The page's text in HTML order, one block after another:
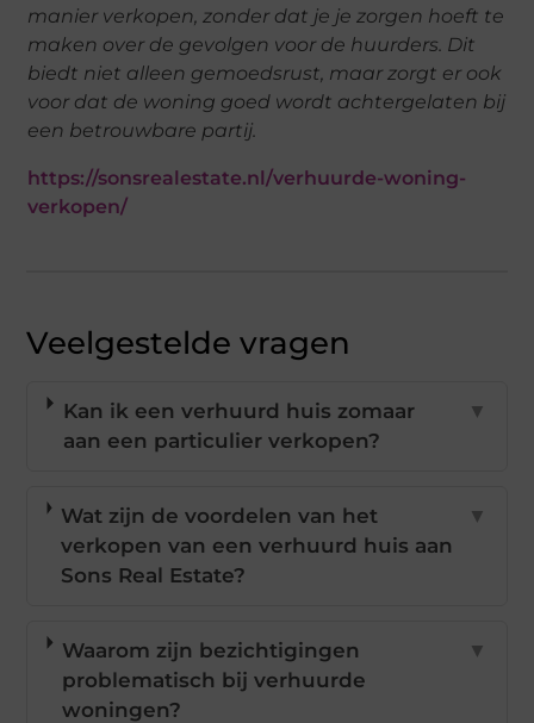
manier verkopen, zonder dat je je zorgen hoeft te
maken over de gevolgen voor de huurders. Dit
biedt niet alleen gemoedsrust, maar zorgt er ook
voor dat de woning goed wordt achtergelaten bij
een betrouwbare partij.
https://sonsrealestate.nl/verhuurde-woning-
verkopen/
Veelgestelde vragen
Kan ik een verhuurd huis zomaar
aan een particulier verkopen?
▼
Wat zijn de voordelen van het
verkopen van een verhuurd huis aan
Sons Real Estate?
▼
Waarom zijn bezichtigingen
problematisch bij verhuurde
woningen?
▼